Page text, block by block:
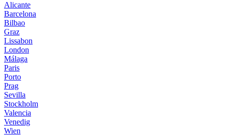
Alicante
Barcelona
Bilbao
Graz
Lissabon
London
Málaga
Paris
Porto
Prag
Sevilla
Stockholm
Valencia
Venedig
Wien